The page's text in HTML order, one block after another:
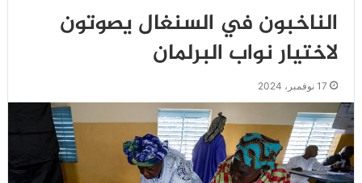
الناخبون في السنغال يصوتون
لاختيار نواب البرلمان
17 نوفمبر، 2024